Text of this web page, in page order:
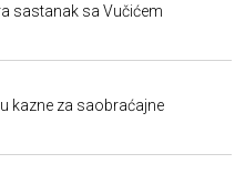
sastanak sa Vučićem
kazne za saobraćajne